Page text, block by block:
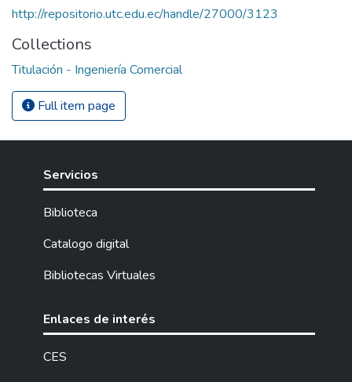
http://repositorio.utc.edu.ec/handle/27000/3123
Collections
Titulación - Ingeniería Comercial
Full item page
Servicios
Biblioteca
Catalogo digital
Bibliotecas Virtuales
Enlaces de interés
CES